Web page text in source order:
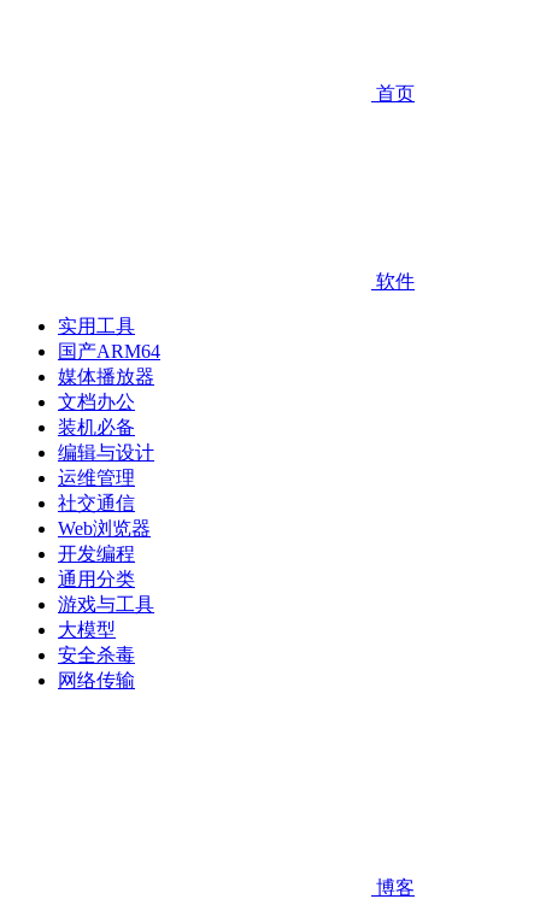
首页
软件
实用工具
国产ARM64
媒体播放器
文档办公
装机必备
编辑与设计
运维管理
社交通信
Web浏览器
开发编程
通用分类
游戏与工具
大模型
安全杀毒
网络传输
博客